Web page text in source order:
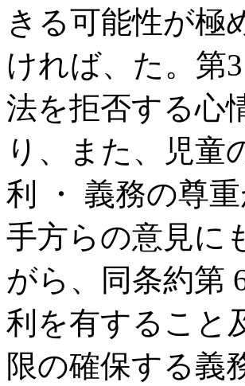
きる可能性が極
ければ、た。第
法を拒否する心
り、また、児童
利 ・ 義務の尊
手方らの意見に
がら、同条約第
利を有すること
限の確保する義